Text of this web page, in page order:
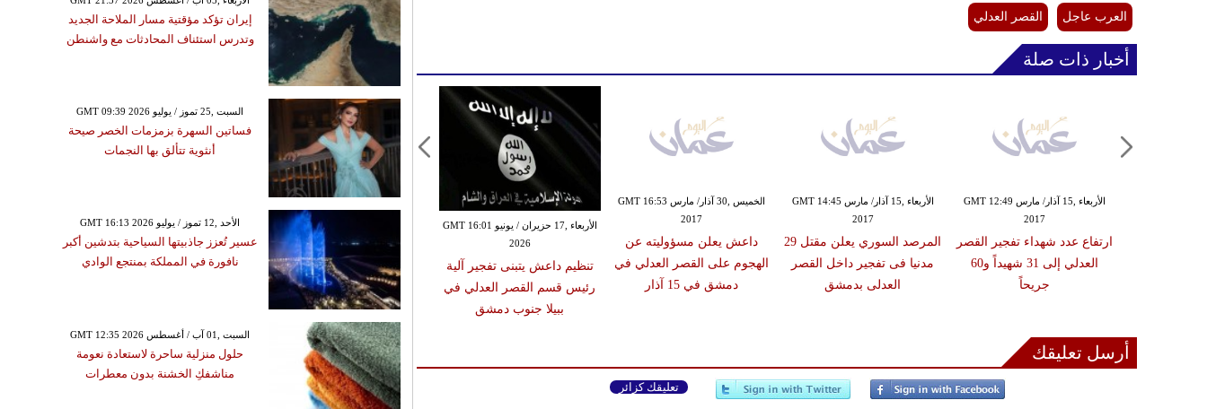
العرب عاجل القصر العدلي
أخبار ذات صلة
الأربعاء ,17 حزيران / يونيو GMT 16:01
2026
تنظيم داعش يتبنى تفجير آلية
رئيس قسم القصر العدلي في
ببيلا جنوب دمشق
الخميس ,30 آذار/ مارس GMT 16:53
2017
داعش يعلن مسؤوليته عن
الهجوم على القصر العدلي في
دمشق في 15 آذار
الأربعاء ,15 آذار/ مارس GMT 14:45
2017
المرصد السوري يعلن مقتل 29
مدنيا فى تفجير داخل القصر
العدلى بدمشق
الأربعاء ,15 آذار/ مارس GMT 12:49
2017
ارتفاع عدد شهداء تفجير القصر
العدلي إلى 31 شهيداً و60
جريحاً
أرسل تعليقك
تعليقك كزائر
إيران تؤكد مؤقتية مسار الملاحة الجديد
وتدرس استئناف المحادثات مع واشنطن
GMT 09:39 2026 السبت ,25 تموز / يوليو
فساتين السهرة بزمزمات الخصر صيحة
أنثوية تتألق بها النجمات
GMT 16:13 2026 الأحد ,12 تموز / يوليو
عسير تُعزز جاذبيتها السياحية بتدشين أكبر
نافورة في المملكة بمنتجع الوادي
GMT 12:35 2026 السبت ,01 آب / أغسطس
حلول منزلية ساحرة لاستعادة نعومة
مناشفكِ الخشنة بدون معطرات